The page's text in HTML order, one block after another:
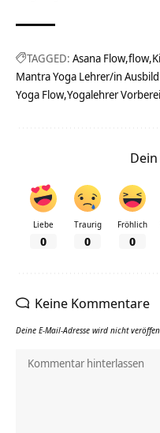
TAGGED: Asana Flow flow
Mantra Yoga Lehrer/in
Yoga Flow Yogalehrer
Liebe
0
Traurig
0
Fröhlich
0
Keine Kommentare
Deine E-Mail-Adresse wird nicht